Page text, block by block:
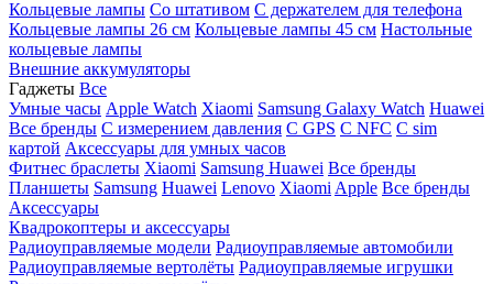
Кольцевые лампы Со штативом C держателем для телефона
Кольцевые лампы 26 см Кольцевые лампы 45 см Настольные
кольцевые лампы
Внешние аккумуляторы
Гаджеты Все
Умные часы Apple Watch Xiaomi Samsung Galaxy Watch Huawei
Все бренды C измерением давления C GPS C NFC C sim
картой Аксессуары для умных часов
Фитнес браслеты Xiaomi Samsung Huawei Все бренды
Планшеты Samsung Huawei Lenovo Xiaomi Apple Все бренды
Аксессуары
Квадрокоптеры и аксессуары
Радиоуправляемые модели Радиоуправляемые автомобили
Радиоуправляемые вертолёты Радиоуправляемые игрушки